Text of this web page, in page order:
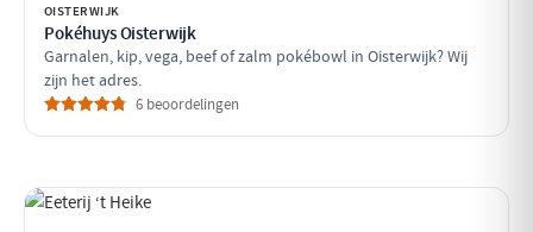
OISTERWIJK
Pokéhuys Oisterwijk
Garnalen, kip, vega, beef of zalm pokébowl in Oisterwijk? Wij
zijn het adres.
6 beoordelingen